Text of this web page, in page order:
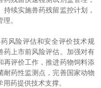
续实施兽药残留监控计划，
。
风险评估和安全评价技术规
药上市前风险评估。加强对有
再评价工作，推进药物饲料添
耐药性监测点，完善国家动物
药提供技术支撑。